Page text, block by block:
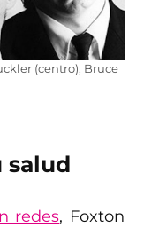
(centro), Bruce
salud
redes, Foxton